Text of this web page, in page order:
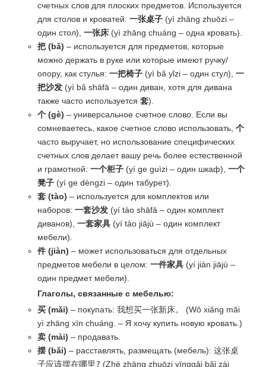
счетных слов для плоских предметов. Используется
для столов и кроватей: 一张桌子 (yì zhāng zhuōzi –
один стол), 一张床 (yì zhāng chuáng – одна кровать).
把 (bǎ) – используется для предметов, которые
можно держать в руке или которые имеют ручку/
опору, как стулья: 一把椅子 (yì bǎ yǐzi – один стул), 一
把沙发 (yì bǎ shāfā – один диван, хотя для дивана
также часто используется 套).
个 (gè) – универсальное счетное слово. Если вы
сомневаетесь, какое счетное слово использовать, 个
часто выручает, но использование специфических
счетных слов делает вашу речь более естественной
и грамотной: 一个柜子 (yí ge guìzi – один шкаф), 一个
凳子 (yí ge dèngzi – один табурет).
套 (tào) – используется для комплектов или
наборов: 一套沙发 (yí tào shāfā – один комплект
диванов), 一套家具 (yí tào jiājù – один комплект
мебели).
件 (jiàn) – может использоваться для отдельных
предметов мебели в целом: 一件家具 (yí jiàn jiājù –
один предмет мебели).
Глаголы, связанные с мебелью:
买 (mǎi) – покупать: 我想买一张新床。
(Wǒ xiǎng mǎi
yì zhāng xīn chuáng. – Я хочу купить новую кровать.)
卖 (mài) – продавать.
摆 (bǎi) – расставлять, размещать (мебель): 这张桌
子应该摆在哪里? (Zhè zhāng zhuōzi yīnggāi bǎi zài